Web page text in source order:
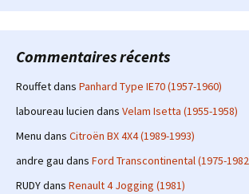
Commentaires récents
Rouffetdans Panhard Type IE70 (1957-1960)
laboureau lucien dans Velam Isetta (1955-1958)
Menu dans Citroën BX 4X4 (1989-1993)
andre gau dans Ford Transcontinental (1975-
RUDYdans Renault 4 Jogging (1981)